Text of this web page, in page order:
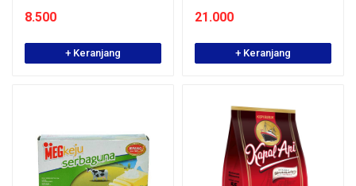
8.500
+ Keranjang
21.000
+ Keranjang